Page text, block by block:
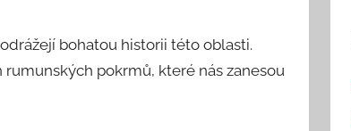
bohatou historii této oblasti.
pokrmů, které nás zanesou